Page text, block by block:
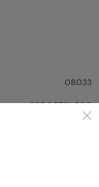
08033
398.007.X-000